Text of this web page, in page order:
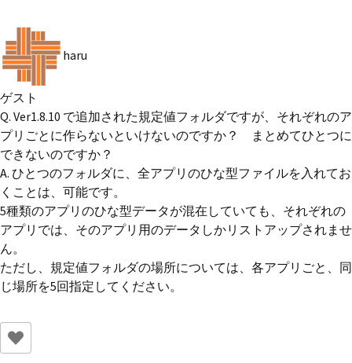
haru
ゲスト
Q. Ver1.8.10 で追加された規定値フォルダですが、それぞれのア
プリごとに作らないといけないのですか？ まとめてひとつに
できないのですか？
A. ひとつのフォルダに、全アプリのひな型ファイルを入れてお
くことは、可能です。
5種類のアプリのひな型データが混在していても、それぞれの
アプリでは、そのアプリ用のデータしかリストアップされませ
ん。
ただし、規定値フォルダの場所については、各アプリごと、同
じ場所を5回指定してください。